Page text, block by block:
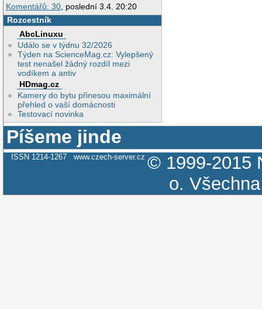
Komentářů: 30 , poslední 3.4. 20:20
Rozcestník
AbcLinuxu
Událo se v týdnu 32/2026
Týden na ScienceMag.cz: Vylepšený
test nenašel žádný rozdíl mezi
vodíkem a antiv
HDmag.cz
Kamery do bytu přinesou maximální
přehled o vaší domácnosti
Testovací novinka
Píšeme jinde
ISSN 1214-1267 www.czech-server.cz © 1999-2015
o.